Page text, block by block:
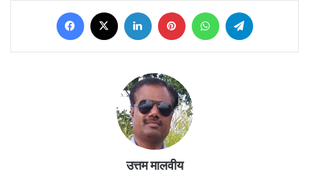
Facebook LinkedIn PinterestWhatsApp
उत्तम मालवीय